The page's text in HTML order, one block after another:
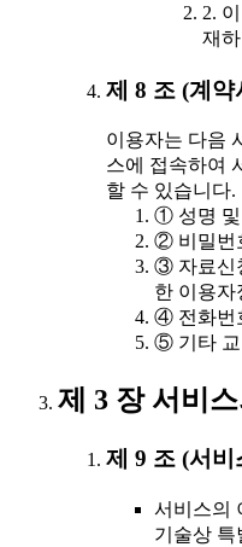
2.
재
제 8 조 (계
이용자는 다음
스에 접속하여
할 수 있습니다.
① 성명 및
② 비밀번
③ 자료신
한 이용자
④ 전화번
⑤ 기타 교
제 3 장 서비
제 9 조 (서
서비스의
기술상 특